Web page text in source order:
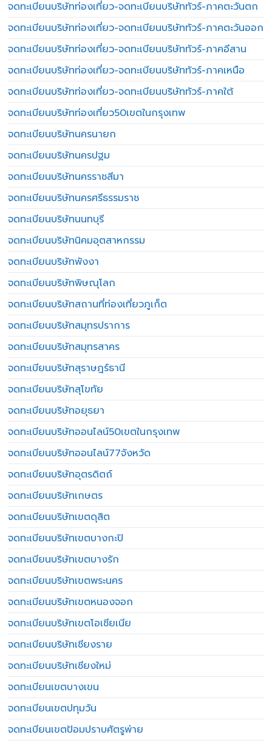
จดทะเบียนบริษัทท่องเที่ยว-จดทะเบียนบริษัททัวร์-ภาคตะวันตก
จดทะเบียนบริษัทท่องเที่ยว-จดทะเบียนบริษัททัวร์-ภาคตะวันออก
จดทะเบียนบริษัทท่องเที่ยว-จดทะเบียนบริษัททัวร์-ภาคอีสาน
จดทะเบียนบริษัทท่องเที่ยว-จดทะเบียนบริษัททัวร์-ภาคเหนือ
จดทะเบียนบริษัทท่องเที่ยว-จดทะเบียนบริษัททัวร์-ภาคใต้
จดทะเบียนบริษัทท่องเที่ยว50เขตในกรุงเทพ
จดทะเบียนบริษัทนครนายก
จดทะเบียนบริษัทนครปฐม
จดทะเบียนบริษัทนครราชสีมา
จดทะเบียนบริษัทนครศรีธรรมราช
จดทะเบียนบริษัทนนทบุรี
จดทะเบียนบริษัทนิคมอุตสาหกรรม
จดทะเบียนบริษัทพังงา
จดทะเบียนบริษัทพิษณุโลก
จดทะเบียนบริษัทสถานที่ท่องเที่ยวภูเก็ต
จดทะเบียนบริษัทสมุทรปราการ
จดทะเบียนบริษัทสมุทรสาคร
จดทะเบียนบริษัทสุราษฎร์ธานี
จดทะเบียนบริษัทสุโขทัย
จดทะเบียนบริษัทอยุธยา
จดทะเบียนบริษัทออนไลน์50เขตในกรุงเทพ
จดทะเบียนบริษัทออนไลน์77จังหวัด
จดทะเบียนบริษัทอุตรดิตถ์
จดทะเบียนบริษัทเกษตร
จดทะเบียนบริษัทเขตดุสิต
จดทะเบียนบริษัทเขตบางกะปิ
จดทะเบียนบริษัทเขตบางรัก
จดทะเบียนบริษัทเขตพระนคร
จดทะเบียนบริษัทเขตหนองจอก
จดทะเบียนบริษัทเขตโอเชียเนีย
จดทะเบียนบริษัทเชียงราย
จดทะเบียนบริษัทเชียงใหม่
จดทะเบียนเขตบางเขน
จดทะเบียนเขตปทุมวัน
จดทะเบียนเขตป้อมปราบศัตรูพ่าย